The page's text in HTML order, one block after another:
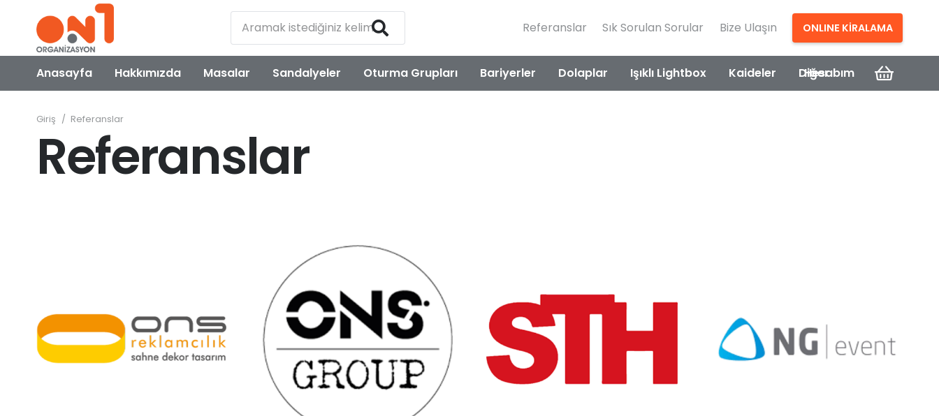
Referanslar Sık Sorulan Sorular Bize Ulaşın ONLINE KİRALAMA
Anasayfa Hakkımızda Masalar Sandalyeler Oturma Grupları Bariyerler Dolaplar Işıklı Lightbox Kaideler Diğer
Hesabım
Giriş / Referanslar
Referanslar